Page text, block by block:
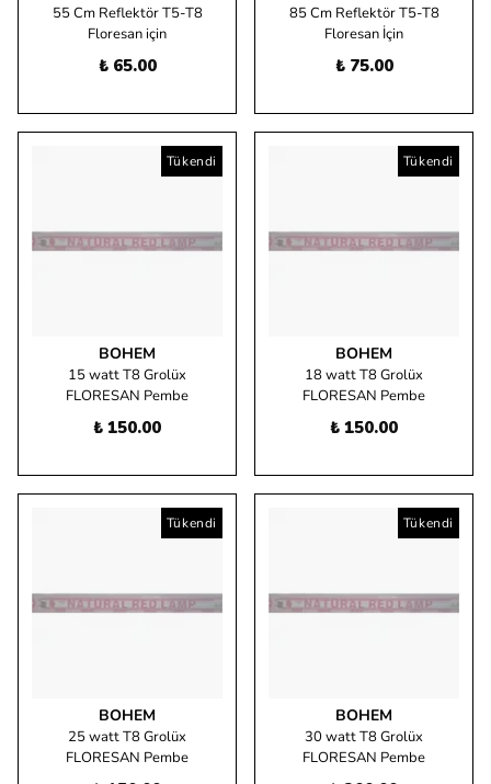
55 Cm Reflektör T5-T8
Floresan için
₺ 65.00
85 Cm Reflektör T5-T8
Floresan İçin
₺ 75.00
Tükendi
BOHEM
15 watt T8 Grolüx
FLORESAN Pembe
₺ 150.00
Tükendi
BOHEM
18 watt T8 Grolüx
FLORESAN Pembe
₺ 150.00
Tükendi
BOHEM
25 watt T8 Grolüx
FLORESAN Pembe
Tükendi
BOHEM
30 watt T8 Grolüx
FLORESAN Pembe